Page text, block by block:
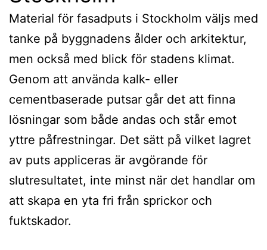
Material för fasadputs i Stockholm väljs med
tanke på byggnadens ålder och arkitektur,
men också med blick för stadens klimat.
Genom att använda kalk- eller
cementbaserade putsar går det att finna
lösningar som både andas och står emot
yttre påfrestningar. Det sätt på vilket lagret
av puts appliceras är avgörande för
slutresultatet, inte minst när det handlar om
att skapa en yta fri från sprickor och
fuktskador.